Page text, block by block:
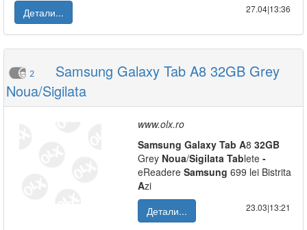
Детали...
27.04|13:36
2
Samsung Galaxy Tab A8 32GB Grey
Noua/Sigilata
www.olx.ro
Samsung Galaxy Tab A8 32GB
Grey Noua/Sigilata Tablete -
eReadere Samsung 699 lei Bistrita
Azi
Детали...
23.03|13:21